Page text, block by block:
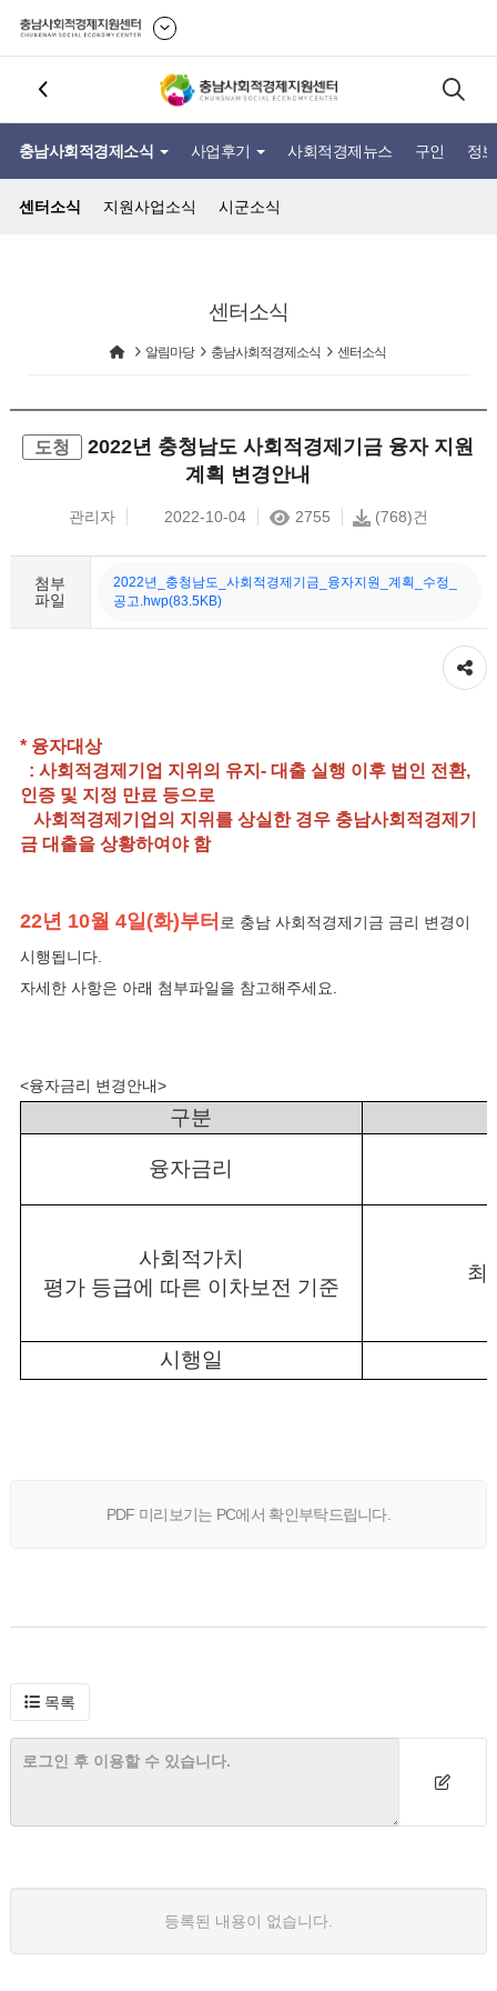
충남사회적경제소식 사업후기 사회적경제뉴스 구인 정
센터소식 지원사업소식 시군소식
센터소식
알림마당 충남사회적경제소식 센터소식
도청
2022년 충청남도 사회적경제기금 융자 지원
계획 변경안내
관리자 2022-10-04 2755 (768)건
첨부
파일
2022년_충청남도_사회적경제기금_융자지원_계획_수정_
공고.hwp(83.5KB)
공유하기
* 융자대상
: 사회적경제기업 지위의 유지- 대출 실행 이후 법인 전환,
인증 및 지정 만료 등으로
사회적경제기업의 지위를 상실한 경우 충남사회적경제기
금 대출을 상황하여야 함
22년 10월 4일(화)부터 로 충남 사회적경제기금 금리 변경이
시행됩니다.
자세한 사항은 아래 첨부파일을 참고해주세요.
<융자금리 변경안내>
구분
융자금리
사회적가치
평가 등급에 따른 이차보전 기준
최
시행일
PDF 미리보기는 PC에서 확인부탁드립니다.
목록
등록된 내용이 없습니다.